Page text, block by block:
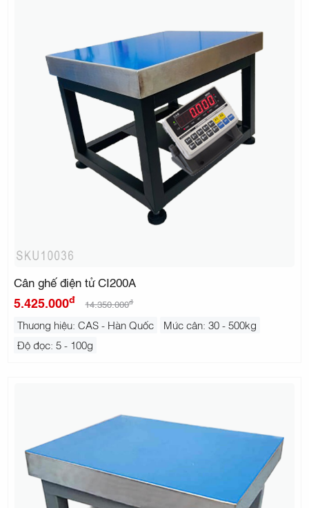
Cân ghế điện tử CI200A
5.425.000đ 14.350.000đ
Thương hiệu: CAS - Hàn Quốc
Mức cân: 30 - 500kg
Độ đọc: 5 - 100g